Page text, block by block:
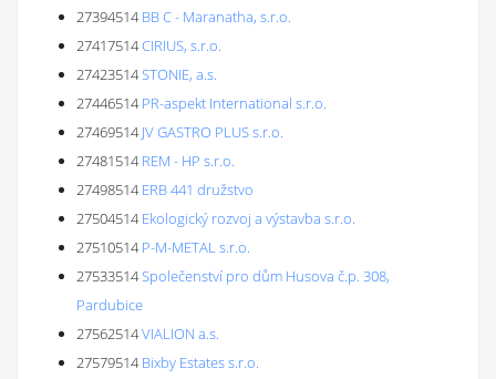
27394514 BB C - Maranatha, s.r.o.
27417514CIRIUS, s.r.o.
27423514STONIE, a.s.
27446514 PR-aspekt International s.r.o.
27469514 JV GASTRO PLUS s.r.o.
27481514 REM - HP s.r.o.
27498514 ERB 441 družstvo
27504514 Ekologický rozvoj a výstavba s.r.o.
27510514 P-M-METAL s.r.o.
27533514Společenství pro dům Husova č.p. 308,
Pardubice
27562514VIALION a.s.
27579514 Bixby Estates s.r.o.